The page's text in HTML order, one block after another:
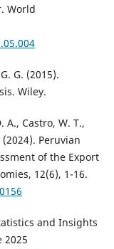
World
G. (2015).
Wiley.
A., Castro, W. T.,
(2024). Peruvian
of the Export
12(6), 1-16.
and Insights
2025